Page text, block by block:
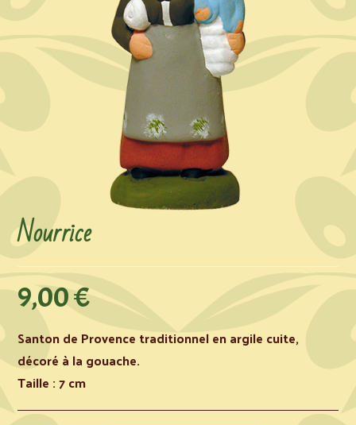
Nourrice
9,00€
Santon de Provence traditionnel en argile cuite,
décoré à la gouache.
Taille : 7 cm